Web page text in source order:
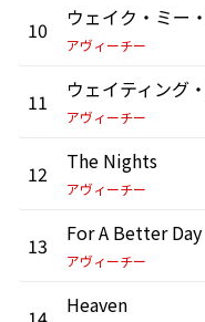
10
アヴィーチー
11
アヴィーチー
12 The Nights
アヴィーチー
13 For A Better Day
アヴィーチー
Heaven